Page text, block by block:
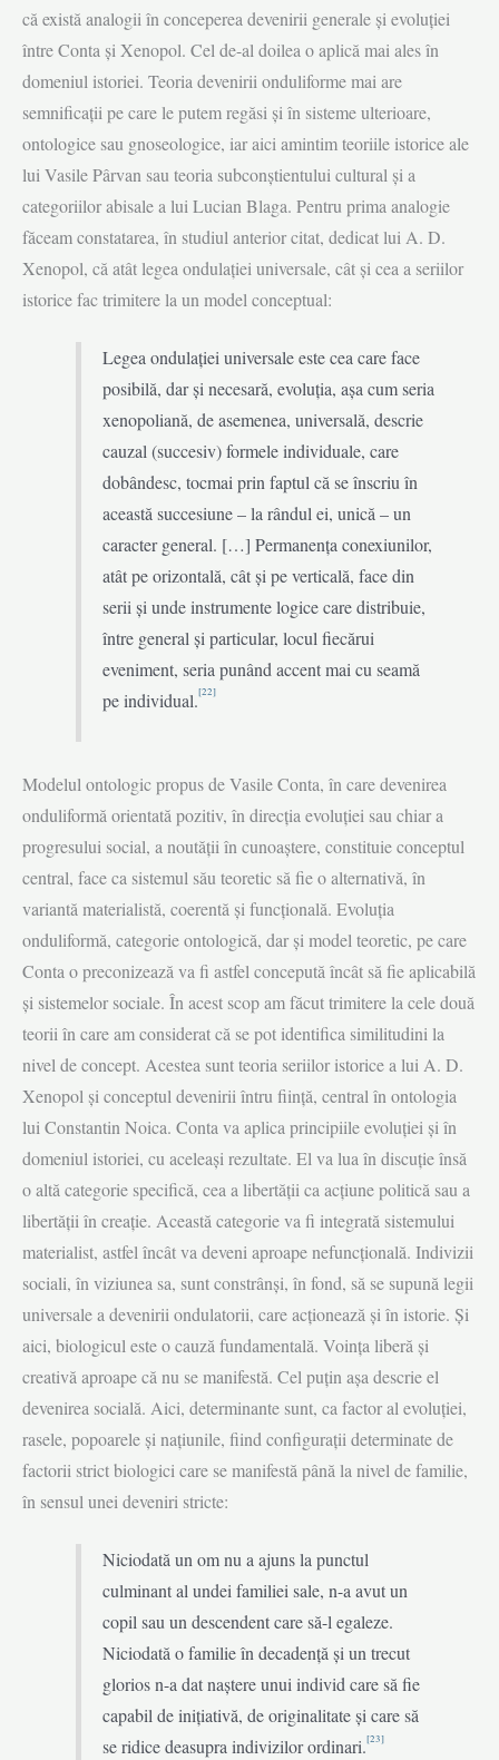
că există analogii în conceperea devenirii generale și evoluției
între Conta și Xenopol. Cel de-al doilea o aplică mai ales în
domeniul istoriei. Teoria devenirii onduliforme mai are
semnificații pe care le putem regăsi și în sisteme ulterioare,
ontologice sau gnoseologice, iar aici amintim teoriile istorice ale
lui Vasile Pârvan sau teoria subconștientului cultural și a
categoriilor abisale a lui Lucian Blaga. Pentru prima analogie
făceam constatarea, în studiul anterior citat, dedicat lui A. D.
Xenopol, că atât legea ondulației universale, cât și cea a seriilor
istorice fac trimitere la un model conceptual:
Legea ondulației universale este cea care face
posibilă, dar și necesară, evoluția, așa cum seria
xenopoliană, de asemenea, universală, descrie
cauzal (succesiv) formele individuale, care
dobândesc, tocmai prin faptul că se înscriu în
această succesiune – la rândul ei, unică – un
caracter general. […] Permanența conexiunilor,
atât pe orizontală, cât și pe verticală, face din
serii și unde instrumente logice care distribuie,
între general și particular, locul fiecărui
eveniment, seria punând accent mai cu seamă
pe individual.[22]
Modelul ontologic propus de Vasile Conta, în care devenirea
onduliformă orientată pozitiv, în direcția evoluției sau chiar a
progresului social, a noutății în cunoaștere, constituie conceptul
central, face ca sistemul său teoretic să fie o alternativă, în
variantă materialistă, coerentă și funcțională. Evoluția
onduliformă, categorie ontologică, dar și model teoretic, pe care
Conta o preconizează va fi astfel concepută încât să fie aplicabilă
și sistemelor sociale. În acest scop am făcut trimitere la cele două
teorii în care am considerat că se pot identifica similitudini la
nivel de concept. Acestea sunt teoria seriilor istorice a lui A. D.
Xenopol și conceptul devenirii întru ființă, central în ontologia
lui Constantin Noica. Conta va aplica principiile evoluției și în
domeniul istoriei, cu aceleași rezultate. El va lua în discuție însă
o altă categorie specifică, cea a libertății ca acțiune politică sau a
libertății în creație. Această categorie va fi integrată sistemului
materialist, astfel încât va deveni aproape nefuncțională. Indivizii
sociali, în viziunea sa, sunt constrânși, în fond, să se supună legii
universale a devenirii ondulatorii, care acționează și în istorie. Și
aici, biologicul este o cauză fundamentală. Voința liberă și
creativă aproape că nu se manifestă. Cel puțin așa descrie el
devenirea socială. Aici, determinante sunt, ca factor al evoluției,
rasele, popoarele și națiunile, fiind configurații determinate de
factorii strict biologici care se manifestă până la nivel de familie,
în sensul unei deveniri stricte:
Niciodată un om nu a ajuns la punctul
culminant al undei familiei sale, n-a avut un
copil sau un descendent care să-l egaleze.
Niciodată o familie în decadență și un trecut
glorios n-a dat naștere unui individ care să fie
capabil de inițiativă, de originalitate și care să
se ridice deasupra indivizilor ordinari.[23]